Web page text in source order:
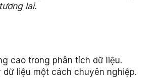
lai.
cao trong phân tích dữ liệu.
liệu một cách chuyên nghiệp.